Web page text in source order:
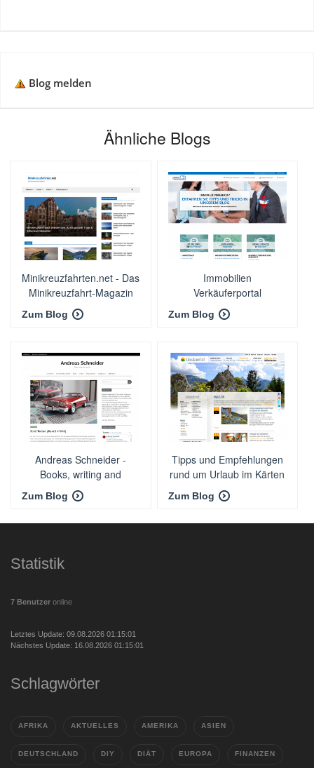
Blog melden
Ähnliche Blogs
Minikreuzfahrten.net - Das
Minikreuzfahrt-Magazin
Zum Blog
Immobilien
Verkäuferportal
Zum Blog
Andreas Schneider -
Books, writing and
traveling
Zum Blog
Tipps und Empfehlungen
rund um Urlaub im Kärten
- Hotel Glocknerhof
Zum Blog
Statistik
7 Benutzer online
Letztes Update: 09.08.2026 01:15:01
Nächstes Update: 16.08.2026 01:15:01
Schlagwörter
AFRIKA AKTUELLES AMERIKA ASIEN
DEUTSCHLAND DIY DIÄT EUROPA FINANZEN